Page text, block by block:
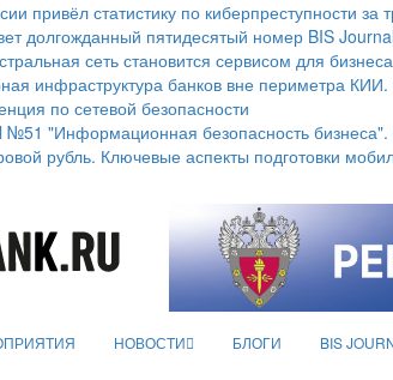
привёл статистику по киберпреступности за
долгожданный пятидесятый номер BIS
сеть становится сервисом для бизнеса
инфраструктура банков вне периметра КИИ.
по сетевой безопасности
№51 "Информационная безопасность
рубль. Ключевые аспекты подготовки
НОВОСТИ БЛОГИ BIS